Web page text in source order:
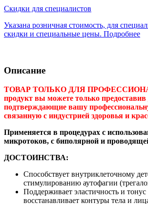
Скидки для специалистов
Указана розничная стоимость, для
скидки и специальные цены. Подробнее
Описание
ТОВАР ТОЛЬКО ДЛЯ
продукт вы можете только
подтверждающие вашу
связанную с индустрией здоровья и
Применяется в процедурах с
микротоков, с биполярной и
ДОСТОИНСТВА:
Способствует внутриклеточному
стимулированию аутофагии
Поддерживает эластичность и
восстанавливает контуры тела и